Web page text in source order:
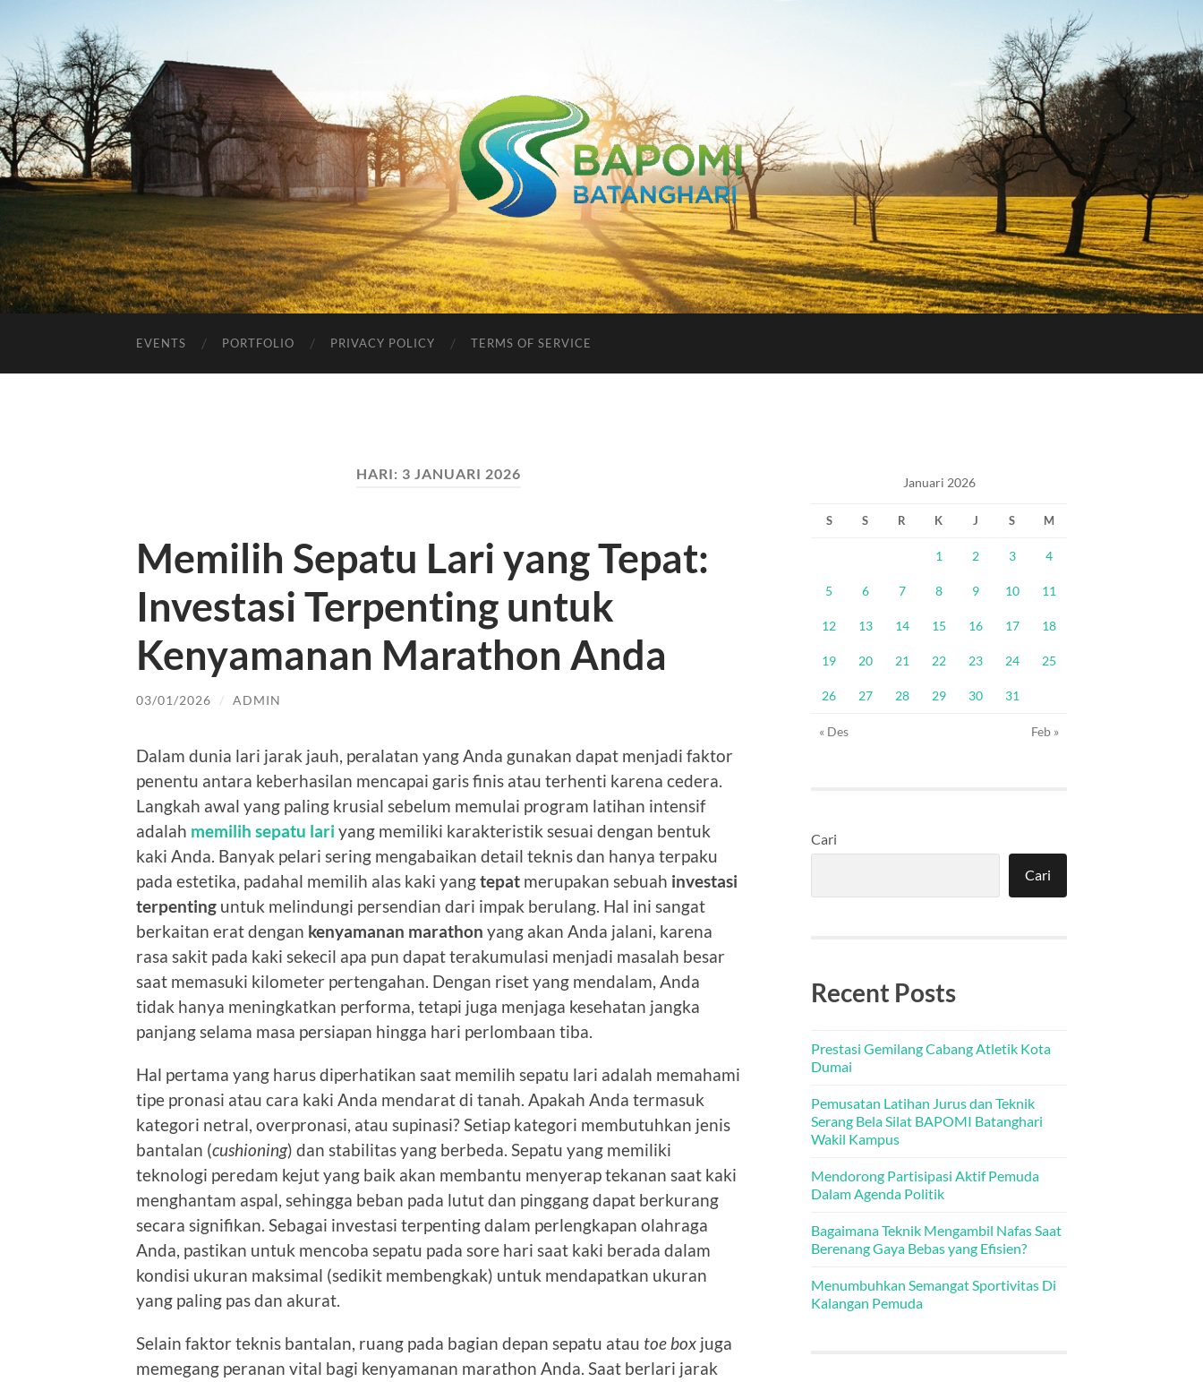
Bapomi
Batanghari
EVENTS PORTFOLIO PRIVACY POLICY TERMS OF SERVICE
HARI: 3 JANUARI 2026
Memilih Sepatu Lari yang Tepat:
Investasi Terpenting untuk
Kenyamanan Marathon Anda
03/01/2026 / ADMIN
Dalam dunia lari jarak jauh, peralatan yang Anda gunakan dapat menjadi faktor
penentu antara keberhasilan mencapai garis finis atau terhenti karena cedera.
Langkah awal yang paling krusial sebelum memulai program latihan intensif
adalah memilih sepatu lari yang memiliki karakteristik sesuai dengan bentuk
kaki Anda. Banyak pelari sering mengabaikan detail teknis dan hanya terpaku
pada estetika, padahal memilih alas kaki yangtepat merupakan sebuah investasi
terpenting untuk melindungi persendian dari impak berulang. Hal ini sangat
berkaitan erat dengan kenyamanan marathon yang akan Anda jalani, karena
rasa sakit pada kaki sekecil apa pun dapat terakumulasi menjadi masalah besar
saat memasuki kilometer pertengahan. Dengan riset yang mendalam, Anda
tidak hanya meningkatkan performa, tetapi juga menjaga kesehatan jangka
panjang selama masa persiapan hingga hari perlombaan tiba.
Hal pertama yang harus diperhatikan saat memilih sepatu lari adalah memahami
tipe pronasi atau cara kaki Anda mendarat di tanah. Apakah Anda termasuk
kategori netral, overpronasi, atau supinasi? Setiap kategori membutuhkan jenis
bantalan (cushioning) dan stabilitas yang berbeda. Sepatu yang memiliki
teknologi peredam kejut yang baik akan membantu menyerap tekanan saat kaki
menghantam aspal, sehingga beban pada lutut dan pinggang dapat berkurang
secara signifikan. Sebagai investasi terpenting dalam perlengkapan olahraga
Anda, pastikan untuk mencoba sepatu pada sore hari saat kaki berada dalam
kondisi ukuran maksimal (sedikit membengkak) untuk mendapatkan ukuran
yang paling pas dan akurat.
Selain faktor teknis bantalan, ruang pada bagian depan sepatu atau toe box juga
memegang peranan vital bagi kenyamanan marathon Anda. Saat berlari jarak
Januari 2026
S S R K J S M
1 2 3 4
5 6 7 8 9 10 11
12 13 14 15 16 17 18
19 20 21 22 23 24 25
26 27 28 29 30 31
« Des Feb »
Cari
Cari
Recent Posts
Prestasi Gemilang Cabang Atletik Kota
Dumai
Pemusatan Latihan Jurus dan Teknik
Serang Bela Silat BAPOMI Batanghari
Wakil Kampus
Mendorong Partisipasi Aktif Pemuda
Dalam Agenda Politik
Bagaimana Teknik Mengambil Nafas Saat
Berenang Gaya Bebas yang Efisien?
Menumbuhkan Semangat Sportivitas Di
Kalangan Pemuda